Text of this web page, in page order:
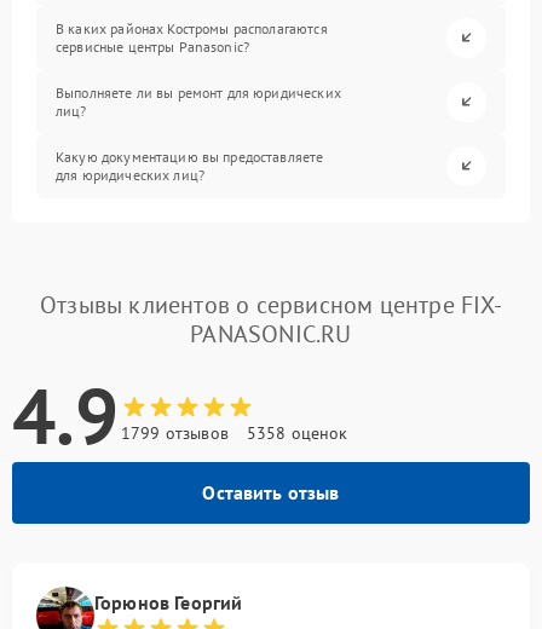
В каких районах Костромы располагаются
сервисные центры Panasonic?
Выполняете ли вы ремонт для юридических
лиц?
Какую документацию вы предоставляете
для юридических лиц?
Отзывы клиентов о сервисном центре FIX-
PANASONIC.RU
4.9 1799 отзывов 5358 оценок
Оставить отзыв
Горюнов Георгий